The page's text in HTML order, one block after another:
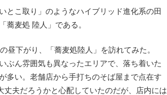
こ取り」のようなハイブリッド進化系の田
蕎麦処 陸人」である。
下がり、「蕎麦処陸人」を訪れてみた。
ぶん雰囲気も異なったエリアで、落ち着いた
多い。老舗店から手打ちのそば屋まで点在す
夫だろうかと心配していたのだが、店内には